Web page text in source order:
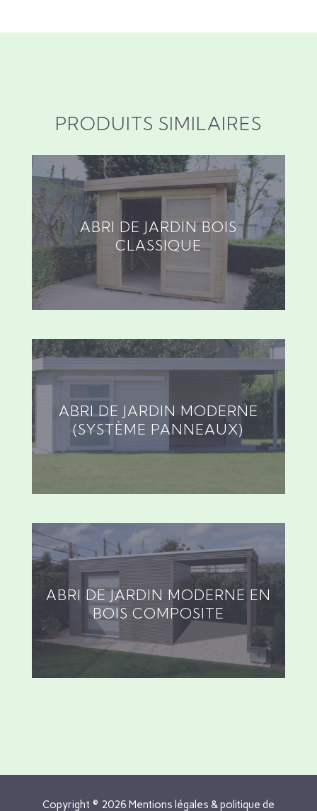
PRODUITS SIMILAIRES
ABRI DE JARDIN BOIS
CLASSIQUE
ABRI DE JARDIN MODERNE
(SYSTÈME PANNEAUX)
ABRI DE JARDIN MODERNE EN
BOIS COMPOSITE
Copyright © 2026 Mentions légales & politique de